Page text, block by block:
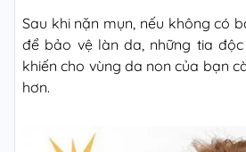
Sau khi nặn mụn, nếu không có
để bảo vệ làn da, những tia
khiến cho vùng da non của bạn
hơn.